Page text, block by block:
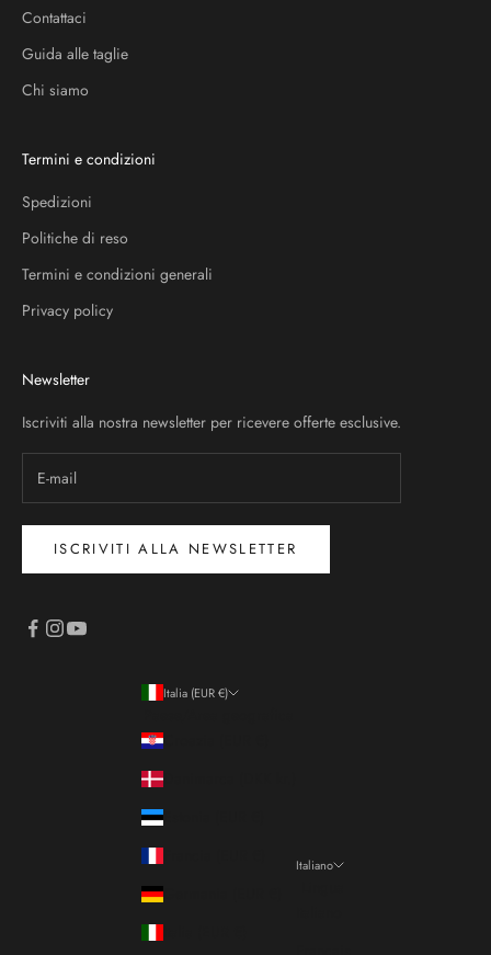
Contattaci
Guida alle taglie
Chi siamo
Termini e condizioni
Spedizioni
Politiche di reso
Termini e condizioni generali
Privacy policy
Newsletter
Iscriviti alla nostra newsletter per ricevere offerte esclusive.
ISCRIVITI ALLA NEWSLETTER
Italia (EUR €)
Croazia (EUR €)
Danimarca (DKK kr.)
Estonia (EUR €)
Francia (EUR €)
Germania (EUR €)
Italia (EUR €)
Italiano